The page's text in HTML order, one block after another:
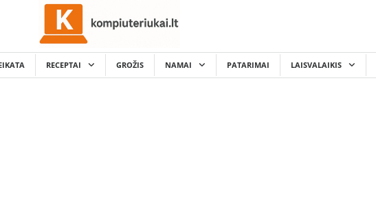
RECEPTAI GROŽIS NAMAI PATARIMAI LAISVALAIKIS